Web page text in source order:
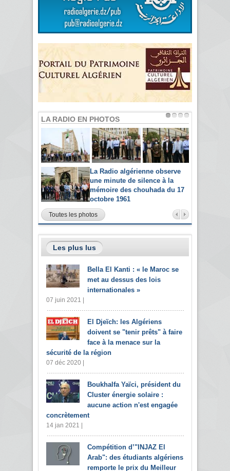
LA RADIO EN PHOTOS
La Radio algérienne observe
une minute de silence à la
mémoire des chouhada du 17
octobre 1961
Toutes les photos
Les plus lus
Bella El Kanti : « le Maroc se
met au dessus des lois
internationales »
07 juin 2021 |
El Djeïch: les Algériens
doivent se "tenir prêts" à faire
face à la menace sur la
sécurité de la région
07 déc 2020 |
Boukhalfa Yaïci, président du
Cluster énergie solaire :
aucune action n'est engagée
concrètement
14 jan 2021 |
Compétition d’"INJAZ El
Arab": des étudiants algériens
remporte le prix du Meilleur